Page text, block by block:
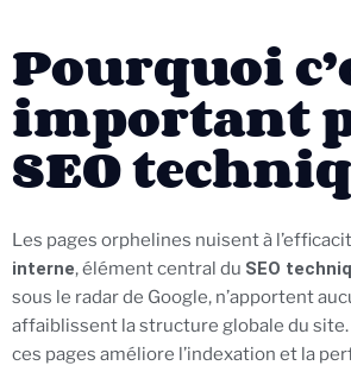
Pourquoi
important
SEO
Les pages orphelines nuisent à
interne, élément central du SEO
sous le radar de Google, n’apportent
affaiblissent la structure globale du
ces pages améliore l’indexation et la